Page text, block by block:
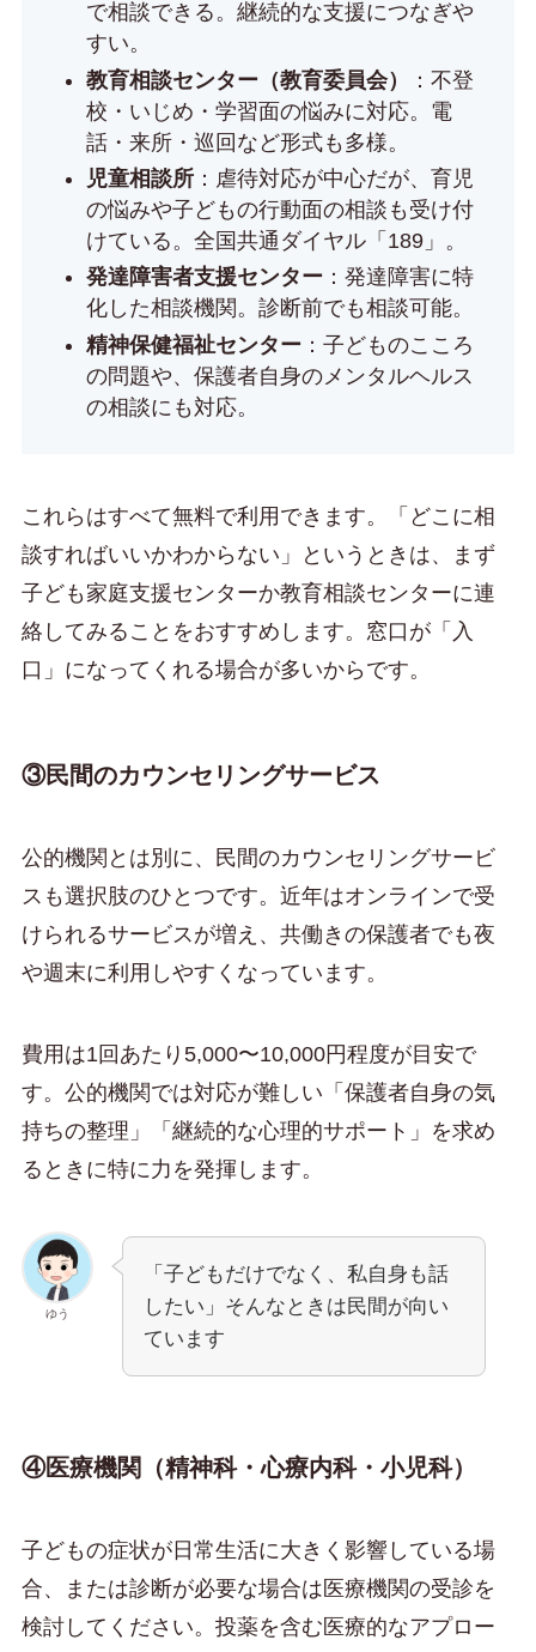
で相談できる。継続的な支援につなぎや
すい。
教育相談センター（教育委員会）
：不登
校・いじめ・学習面の悩みに対応。電
話・来所・巡回など形式も多様。
児童相談所：虐待対応が中心だが、育児
の悩みや子どもの行動面の相談も受け付
けている。全国共通ダイヤル「189」。
発達障害者支援センター：発達障害に特
化した相談機関。診断前でも相談可能。
精神保健福祉センター：子どものこころ
の問題や、保護者自身のメンタルヘルス
の相談にも対応。
これらはすべて無料で利用できます。「どこに相
談すればいいかわからない」というときは、まず
子ども家庭支援センターか教育相談センターに連
絡してみることをおすすめします。窓口が「入
口」になってくれる場合が多いからです。
③民間のカウンセリングサービス
公的機関とは別に、民間のカウンセリングサービ
スも選択肢のひとつです。近年はオンラインで受
けられるサービスが増え、共働きの保護者でも夜
や週末に利用しやすくなっています。
費用は1回あたり5,000〜10,000円程度が目安で
す。公的機関では対応が難しい「保護者自身の気
持ちの整理」「継続的な心理的サポート」を求め
るときに特に力を発揮します。
ゆう
「子どもだけでなく、私自身も話
したい」そんなときは民間が向い
ています
④医療機関（精神科・心療内科・小児科）
子どもの症状が日常生活に大きく影響している場
合、または診断が必要な場合は医療機関の受診を
検討してください。投薬を含む医療的なアプロー